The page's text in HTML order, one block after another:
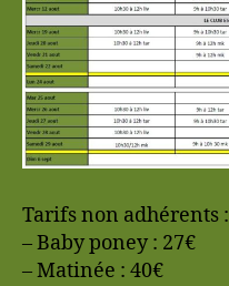
Tarifs non adhérents :
– Baby poney : 27€
– Matinée : 40€